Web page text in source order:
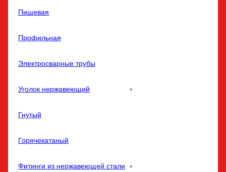
Пищевая
Профильная
Электросварные трубы
Уголок нержавеющий
Гнутый
Горячекатаный
Фитинги из нержавеющей стали